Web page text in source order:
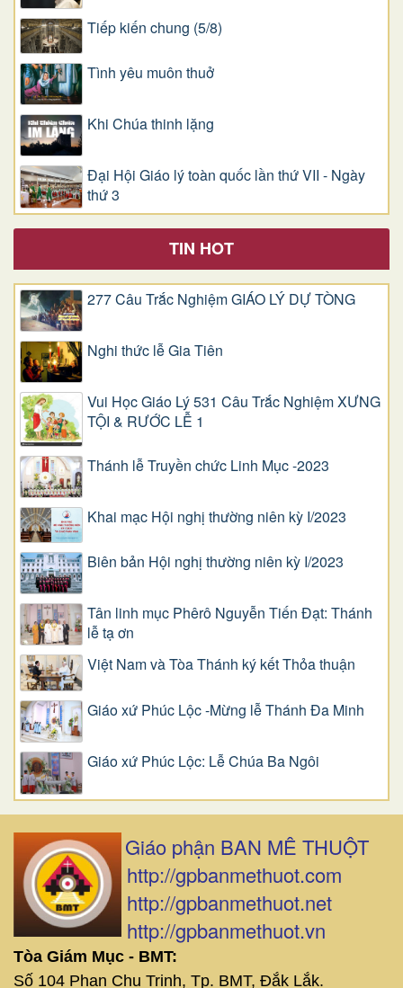
Tiếp kiến chung (5/8)
Tình yêu muôn thuở
Khi Chúa thinh lặng
Đại Hội Giáo lý toàn quốc lần thứ VII - Ngày
thứ 3
TIN HOT
277 Câu Trắc Nghiệm GIÁO LÝ DỰ TÒNG
Nghi thức lễ Gia Tiên
Vui Học Giáo Lý 531 Câu Trắc Nghiệm XƯNG
TỘI & RƯỚC LỄ 1
Thánh lễ Truyền chức Linh Mục -2023
Khai mạc Hội nghị thường niên kỳ I/2023
Biên bản Hội nghị thường niên kỳ I/2023
Tân linh mục Phêrô Nguyễn Tiến Đạt: Thánh
lễ tạ ơn
Việt Nam và Tòa Thánh ký kết Thỏa thuận
Giáo xứ Phúc Lộc -Mừng lễ Thánh Đa Minh
Giáo xứ Phúc Lộc: Lễ Chúa Ba Ngôi
Giáo phận BAN MÊ THUỘT
http://gpbanmethuot.com
http://gpbanmethuot.net
http://gpbanmethuot.vn
Tòa Giám Mục - BMT:
Số 104 Phan Chu Trinh, Tp. BMT, Đắk Lắk.